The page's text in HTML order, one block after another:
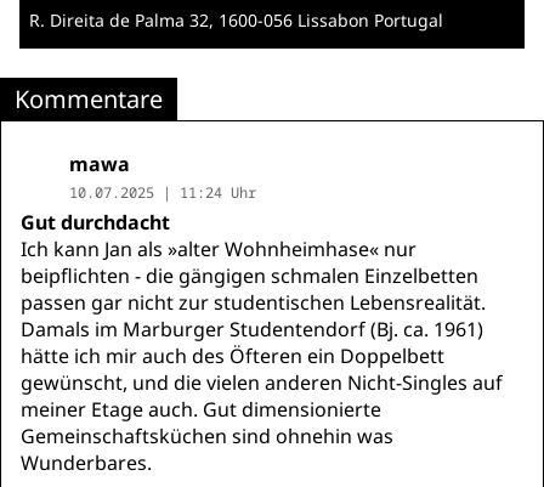
R. Direita de Palma 32, 1600-056 Lissabon Portugal
Kommentare
mawa
10.07.2025 | 11:24 Uhr
Gut durchdacht
Ich kann Jan als »alter Wohnheimhase« nur
beipflichten - die gängigen schmalen Einzelbetten
passen gar nicht zur studentischen Lebensrealität.
Damals im Marburger Studentendorf (Bj. ca. 1961)
hätte ich mir auch des Öfteren ein Doppelbett
gewünscht, und die vielen anderen Nicht-Singles auf
meiner Etage auch. Gut dimensionierte
Gemeinschaftsküchen sind ohnehin was
Wunderbares.